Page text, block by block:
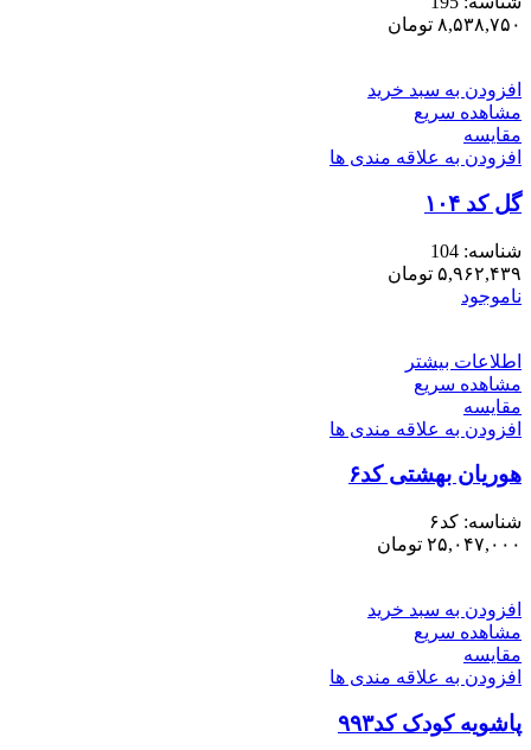
۸,۵۳۸,۷۵۰ تومان
افزودن به سبد خرید
مشاهده سریع
مقایسه
افزودن به علاقه مندی ها
گل کد ۱۰۴
شناسه: 104
۵,۹۶۲,۴۳۹ تومان
ناموجود
اطلاعات بیشتر
مشاهده سریع
مقایسه
افزودن به علاقه مندی ها
هوریان بهشتی کد۶
شناسه: کد۶
۲۵,۰۴۷,۰۰۰ تومان
افزودن به سبد خرید
مشاهده سریع
مقایسه
افزودن به علاقه مندی ها
پاشویه کودک کد۹۹۳